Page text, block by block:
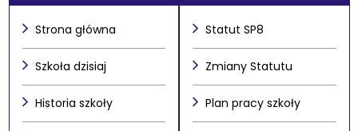
Strona główna
Szkoła dzisiaj
Historia szkoły
Statut SP8
Zmiany Statutu
Plan pracy szkoły